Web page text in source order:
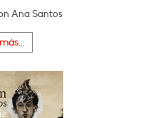
Ana Santos